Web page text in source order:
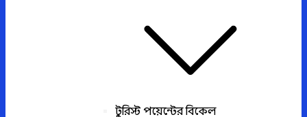
টুরিস্ট পয়েন্টের বিকেল